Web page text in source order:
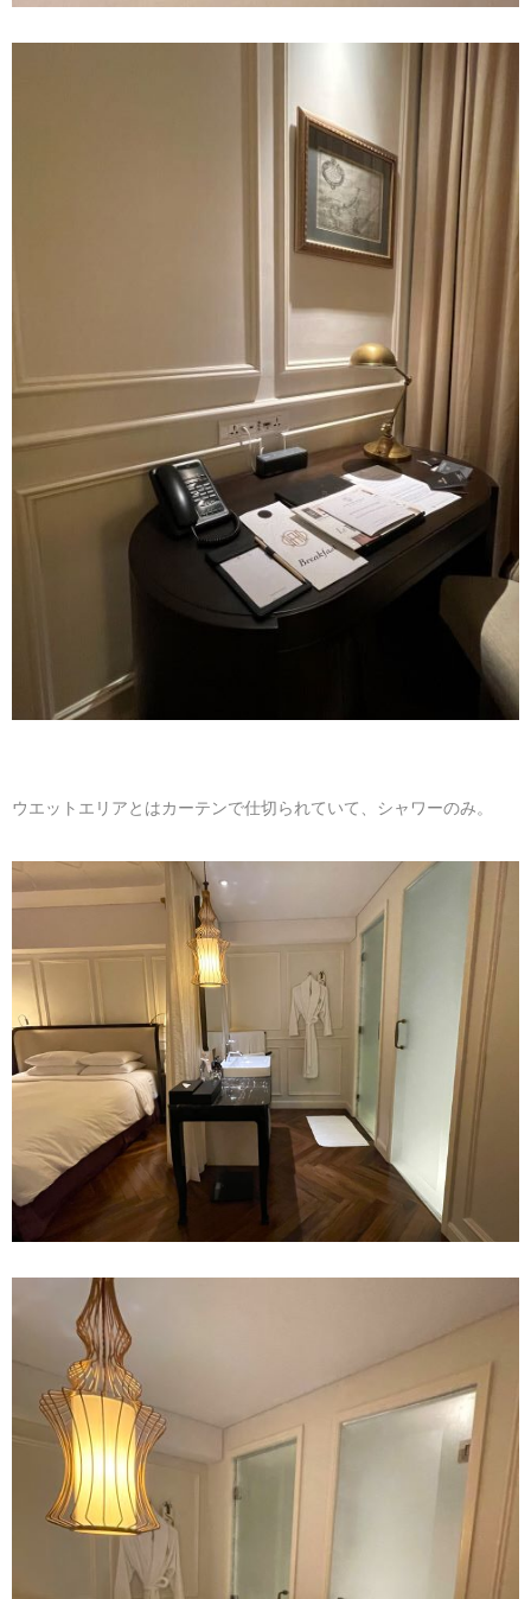
ウエットエリアとはカーテンで仕切られていて、シャワーのみ。